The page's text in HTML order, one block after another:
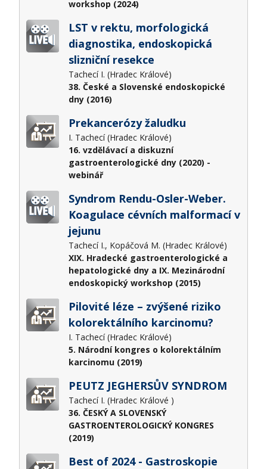
workshop (2024)
LST v rektu, morfologická
diagnostika, endoskopická
slizniční resekce
Tachecí I. (Hradec Králové)
38. České a Slovenské endoskopické
dny (2016)
Prekancerózy žaludku
I. Tachecí (Hradec Králové)
16. vzdělávací a diskuzní
gastroenterologické dny (2020) -
webinář
Syndrom Rendu-Osler-Weber.
Koagulace cévních malformací v
jejunu
Tachecí I., Kopáčová M. (Hradec Králové)
XIX. Hradecké gastroenterologické a
hepatologické dny a IX. Mezinárodní
endoskopický workshop (2015)
Pilovité léze – zvýšené riziko
kolorektálního karcinomu?
I. Tachecí (Hradec Králové)
5. Národní kongres o kolorektálním
karcinomu (2019)
PEUTZ JEGHERSŮV SYNDROM
Tachecí I. (Hradec Králové )
36. ČESKÝ A SLOVENSKÝ
GASTROENTEROLOGICKÝ KONGRES
(2019)
Best of 2024 - Gastroskopie